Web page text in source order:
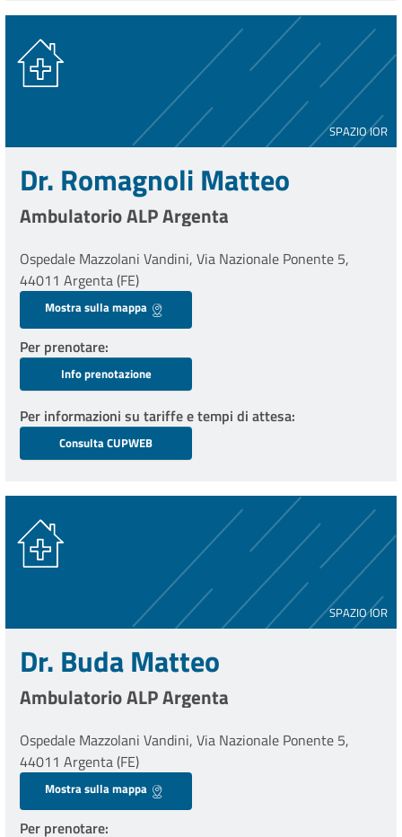
SPAZIO IOR
Dr. Romagnoli Matteo
Ambulatorio ALP Argenta
Ospedale Mazzolani Vandini, Via Nazionale Ponente 5,
44011 Argenta (FE)
Mostra sulla mappa
Per prenotare
Info prenotazione
Per informazioni su tariffe e tempi di attesa
Consulta CUPWEB
SPAZIO IOR
Dr. Buda Matteo
Ambulatorio ALP Argenta
Ospedale Mazzolani Vandini, Via Nazionale Ponente 5,
44011 Argenta (FE)
Mostra sulla mappa
Per prenotare